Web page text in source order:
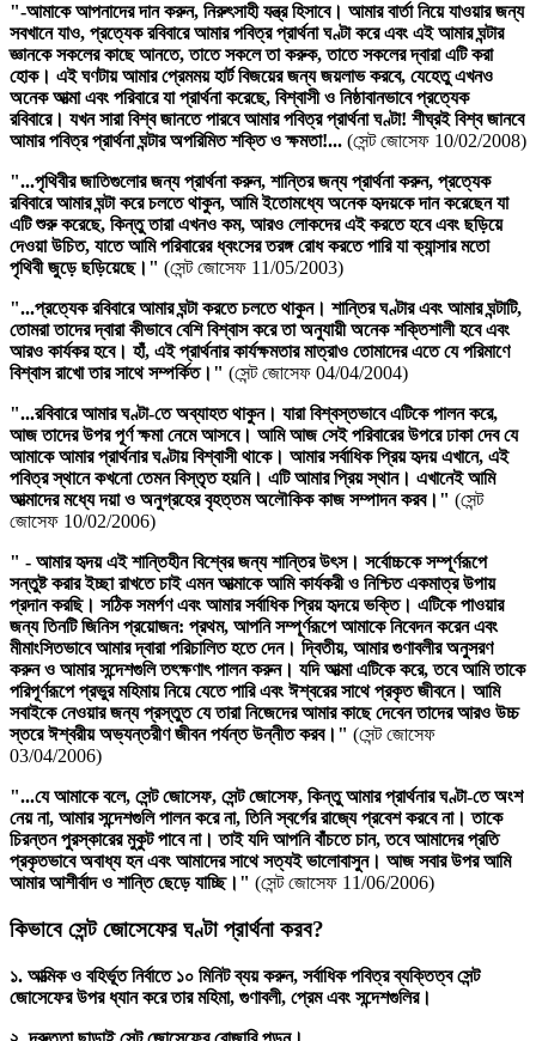
"-আমাকে আপনাদের দান করুন, নিরুৎসাহী যন্ত্র হিসাবে। আমার বার্তা নিয়ে যাওয়ার জন্য
সবখানে যাও, প্রত্যেক রবিবারেআমার পবিত্র প্রার্থনা ঘণ্টাকরে এবং এই আমার ঘন্টার
জ্ঞানকে সকলের কাছে আনতে, তাতে সকলে তা করুক, তাতে সকলের দ্বারা এটি করা
হোক। এই ঘণটায় আমারপ্রেমময় হার্টবিজয়ের জন্য জয়লাভ করবে, যেহেতু এখনও
অনেক আত্মা এবং পরিবারে যা প্রার্থনা করেছে, বিশ্বাসী ও নিষ্ঠাবানভাবে প্রত্যেক
রবিবারে। যখন সারা বিশ্ব জানতে পারবেআমার পবিত্র প্রার্থনা ঘণ্টা! শীঘ্রই বিশ্ব জানবে
আমার পবিত্র প্রার্থনা ঘন্টারঅপরিমিত শক্তি ও ক্ষমতা!... (সেন্ট জোসেফ 10/02/2008)
"...পৃথিবীর জাতিগুলোর জন্য প্রার্থনা করুন, শান্তির জন্য প্রার্থনা করুন, প্রত্যেক
রবিবারেআমার ঘন্টাকরে চলতে থাকুন, আমি ইতোমধ্যে অনেক হৃদয়কে দান করেছেন যা
এটি শুরু করেছে, কিন্তু তারা এখনও কম, আরও লোকদের এই করতে হবে এবং ছড়িয়ে
দেওয়া উচিত, যাতে আমি পরিবারের ধ্বংসের তরঙ্গ রোধ করতে পারি যা ক্যান্সার মতো
পৃথিবী জুড়ে ছড়িয়েছে।" (সেন্ট জোসেফ 11/05/2003)
"...প্রত্যেক রবিবারে আমার ঘন্টা করতে চলতে থাকুন। শান্তির ঘণ্টারএবংআমার ঘন্টাটি,
তোমরা তাদের দ্বারা কীভাবে বেশি বিশ্বাস করে তা অনুযায়ী অনেক শক্তিশালী হবে এবং
আরও কার্যকর হবে। হাঁ, এই প্রার্থনার কার্যক্ষমতার মাত্রাও তোমাদের এতে যে পরিমাণে
বিশ্বাস রাখো তার সাথে সম্পর্কিত।" (সেন্ট জোসেফ 04/04/2004)
"...রবিবারেআমার ঘণ্টা-তে অব্যাহত থাকুন। যারা বিশ্বস্তভাবে এটিকে পালন করে,
আজ তাদের উপর পূর্ণ ক্ষমা নেমে আসবে। আমি আজ সেই পরিবারের উপরে ঢাকা দেব যে
আমাকেআমার প্রার্থনার ঘণ্টায়বিশ্বাসী থাকে। আমার সর্বাধিক প্রিয় হৃদয় এখানে, এই
পবিত্র স্থানে কখনো তেমন বিস্তৃত হয়নি। এটি আমার প্রিয় স্থান। এখানেই আমি
আত্মাদের মধ্যে দয়া ও অনুগ্রহের বৃহত্তম অলৌকিক কাজ সম্পাদন করব।" (সেন্ট
জোসেফ 10/02/2006)
" - আমার হৃদয় এই শান্তিহীন বিশ্বের জন্য শান্তির উৎস। সর্বোচ্চকে সম্পূর্ণরূপে
সন্তুষ্ট করার ইচ্ছা রাখতে চাই এমন আত্মাকে আমি কার্যকরী ও নিশ্চিত একমাত্র উপায়
প্রদান করছি। সঠিক সমর্পণ এবং আমার সর্বাধিক প্রিয় হৃদয়ে ভক্তি। এটিকে পাওয়ার
জন্য তিনটি জিনিস প্রয়োজন: প্রথম, আপনি সম্পূর্ণরূপে আমাকে নিবেদন করেন এবং
মীমাংসিতভাবে আমার দ্বারা পরিচালিত হতে দেন। দ্বিতীয়, আমার গুণাবলীর অনুসরণ
করুন ও আমার সন্দেশগুলি তৎক্ষণাৎ পালন করুন। যদি আত্মা এটিকে করে, তবে আমি তাকে
পরিপূর্ণরূপে প্রভুর মহিমায় নিয়ে যেতে পারি এবং ঈশ্বরের সাথে প্রকৃত জীবনে। আমি
সবাইকে নেওয়ার জন্য প্রস্তুত যে তারা নিজেদের আমার কাছে দেবেন তাদের আরও উচ্চ
স্তরে ঈশ্বরীয় অভ্যন্তরীণ জীবন পর্যন্ত উন্নীত করব।" (সেন্ট জোসেফ
03/04/2006)
"...যে আমাকে বলে, সেন্ট জোসেফ, সেন্ট জোসেফ, কিন্তুআমার প্রার্থনার ঘণ্টা-তে অংশ
নেয় না, আমার সন্দেশগুলি পালন করে না, তিনি স্বর্গের রাজ্যে প্রবেশ করবে না। তাকে
চিরন্তন পুরস্কারের মুকুট পাবে না। তাই যদি আপনি বাঁচতে চান, তবে আমাদের প্রতি
প্রকৃতভাবে অবাধ্য হন এবং আমাদের সাথে সত্যই ভালোবাসুন। আজ সবার উপর আমি
আমার আশীর্বাদ ও শান্তি ছেড়ে যাচ্ছি।" (সেন্ট জোসেফ 11/06/2006)
কিভাবে সেন্ট জোসেফের ঘণ্টা প্রার্থনা করব?
১. আত্মিক ও বহির্ভূত নির্বাতে ১০ মিনিট ব্যয় করুন, সর্বাধিক পবিত্র ব্যক্তিত্ব সেন্ট
জোসেফের উপর ধ্যান করে তার মহিমা, গুণাবলী, প্রেম এবং সন্দেশগুলির।